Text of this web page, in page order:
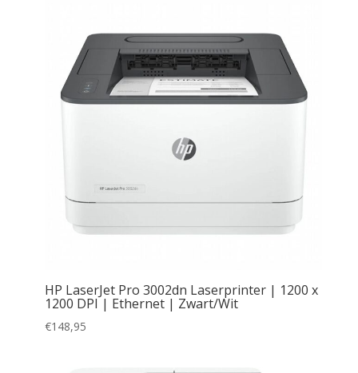
HP LaserJet Pro 3002dn Laserprinter | 1200 x
1200 DPI | Ethernet | Zwart/Wit
€148,95